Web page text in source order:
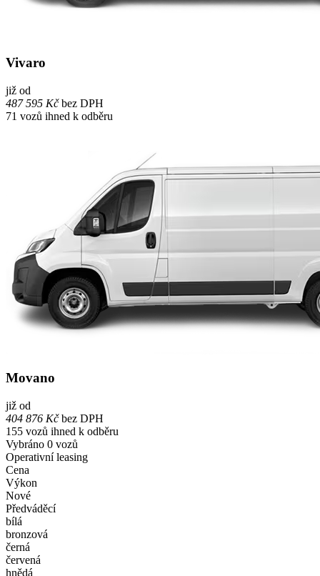
Vivaro
již od
487 595 Kčbez DPH
71 vozů ihned k odběru
Movano
již od
404 876 Kčbez DPH
155 vozů ihned k odběru
Vybráno 0 vozů
Operativní leasing
Cena
Výkon
Nové
Předváděcí
bílá
bronzová
černá
červená
hnědá